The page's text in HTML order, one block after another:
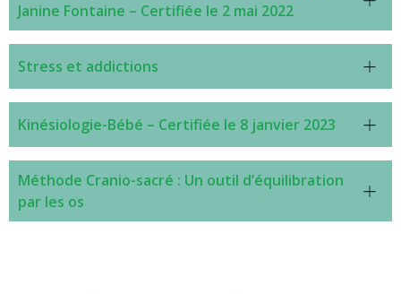
Janine Fontaine – Certifiée le 2 mai 2022
Stress et addictions
Kinésiologie-Bébé – Certifiée le 8 janvier 2023
Méthode Cranio-sacré : Un outil d’équilibration
par les os